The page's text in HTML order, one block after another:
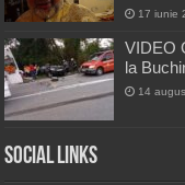
17 iunie
VIDEO
la
14
Social Links